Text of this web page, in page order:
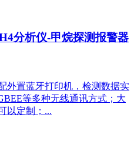
分析仪-甲烷探测报警器
外置蓝牙打印机，检测数据实
等多种无线通讯方式；大
以定制；...